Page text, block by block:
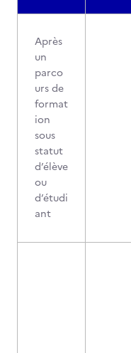
Après
un
parco
urs de
format
ion
sous
statut
d’élève
ou
d’étudi
ant